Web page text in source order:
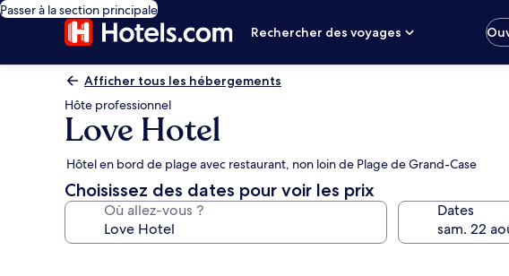
Passer à la section principale
Rechercher des voyages
Afficher tous les hébergements
Hôte professionnel
Love Hotel
Hôtel en bord de plage avec restaurant, non loin de Plage de Grand-Case
Choisissez des dates pour voir les prix
Où allez-vous ? Dates